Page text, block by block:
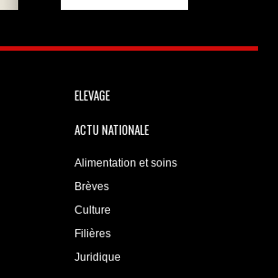
ELEVAGE
ACTU NATIONALE
Alimentation et soins
Brèves
Culture
Filières
Juridique